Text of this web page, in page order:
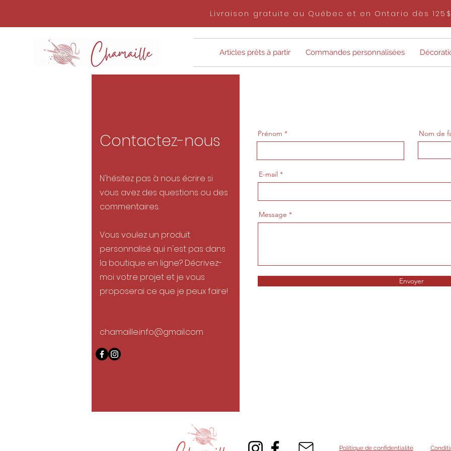
Livraison gratuite au Québec et en Ontario dès
Articles prêts à partir Commandes personnalisées
Contactez-nous
N'hésitez pas à nous écrire si
vous avez des questions ou des
commentaires.
Vous voulez un produit
personnalisé qui n'est pas dans
la boutique en ligne? Décrivez-
moi votre projet et je vous
proposerai ce que je peux faire!
chamaille.info@gmail.com
Prénom * Nom de
E-mail
Message
Envoyer
Politique de confidentialité